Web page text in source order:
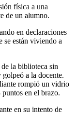
física a una
de un alumno.
en declaraciones
están viviendo a
la biblioteca sin
a la docente.
rompió un vidrio
en el brazo.
en su intento de